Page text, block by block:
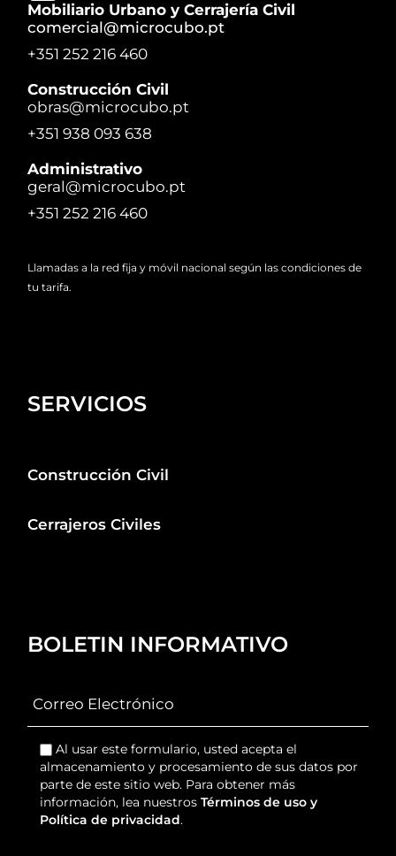
Mobiliario Urbano y Cerrajería Civil
comercial@microcubo.pt
+351 252 216 460
Construcción Civil
obras@microcubo.pt
+351 938 093 638
Administrativo
geral@microcubo.pt
+351 252 216 460
Llamadas a la red fija y móvil nacional según las condiciones de
tu tarifa.
SERVICIOS
Construcción Civil
Cerrajeros Civiles
BOLETIN INFORMATIVO
Al usar este formulario, usted acepta el
almacenamiento y procesamiento de sus datos por
parte de este sitio web. Para obtener más
información, lea nuestrosTérminos de uso y
Política de privacidad.